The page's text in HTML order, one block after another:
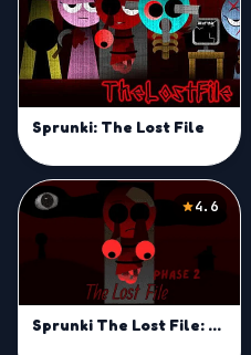
Sprunki: The Lost File
4.6
Sprunki The Lost File: Phase 2